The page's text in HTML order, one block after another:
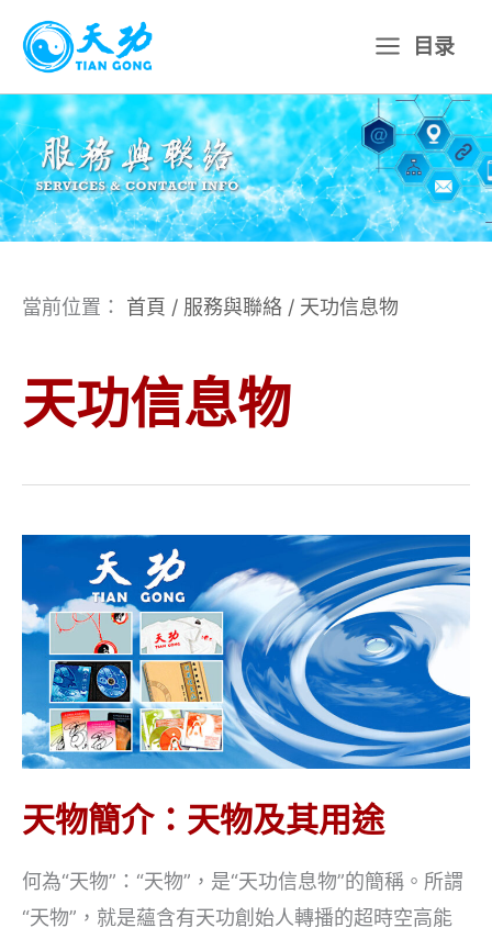
主
要
內
容
目录
當前位置： 首頁 / 服務與聯絡 / 天功信息物
天功信息物
天物簡介：天物及其用途
何為“天物”：“天物”，是“天功信息物”的簡稱。所謂
“天物”，就是蘊含有天功創始人轉播的超時空高能